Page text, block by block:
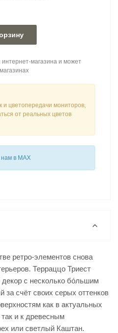
интернет-магазина и может
и цветопередачи мониторов,
от реальных цветов
в MAX
ретро-элементов снова
Терраццо Триест
с несколько бóльшим
за счёт своих серых оттенков
как в актуальных
и к древесным
или светлый Каштан.